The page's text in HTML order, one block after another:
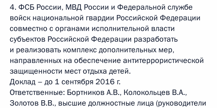
4. ФСБ России, МВД России и Федеральной службе
войск национальной гвардии Российской Федерации
совместно с органами исполнительной власти
субъектов Российской Федерации разработать
и реализовать комплекс дополнительных мер,
направленных на обеспечение антитеррористической
защищенности мест отдыха детей.
Доклад – до 1 сентября 2016 г.
Ответственные: Бортников А.В., Колокольцев В.А.,
Золотов В.В., высшие должностные лица (руководители